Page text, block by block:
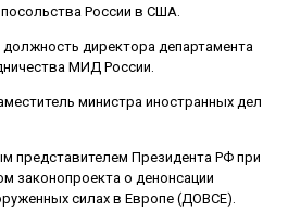
России в США.
должность директора департамента
МИД России.
министра иностранных дел
представителем Президента РФ при
законопроекта о денонсации
силах в Европе (ДОВСЕ).